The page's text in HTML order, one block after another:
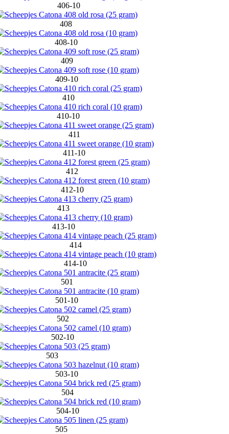
406-10
408
408-10
409
409-10
410
410-10
411
411-10
412
412-10
413
413-10
414
414-10
501
501-10
502
502-10
503
503-10
504
504-10
505